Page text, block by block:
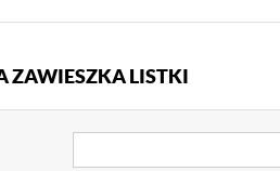
ZAWIESZKA LISTKI